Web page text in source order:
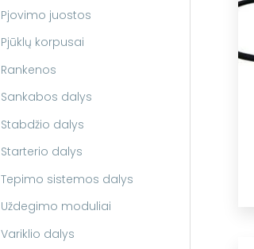
Pjovimo juostos
Pjūklų korpusai
Rankenos
Sankabos dalys
Stabdžio dalys
Starterio dalys
Tepimo sistemos dalys
Uždegimo moduliai
Variklio dalys